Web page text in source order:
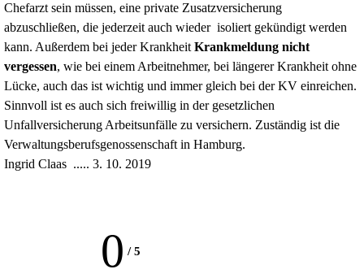
Chefarzt sein müssen, eine private Zusatzversicherung
abzuschließen, die jederzeit auch wieder isoliert gekündigt werden
kann. Außerdem bei jeder Krankheit Krankmeldung nicht
vergessen, wie bei einem Arbeitnehmer, bei längerer Krankheit ohne
Lücke, auch das ist wichtig und immer gleich bei der KV einreichen.
Sinnvoll ist es auch sich freiwillig in der gesetzlichen
Unfallversicherung Arbeitsunfälle zu versichern. Zuständig ist die
Verwaltungsberufsgenossenschaft in Hamburg.
Ingrid Claas ..... 3. 10. 2019
0 /5